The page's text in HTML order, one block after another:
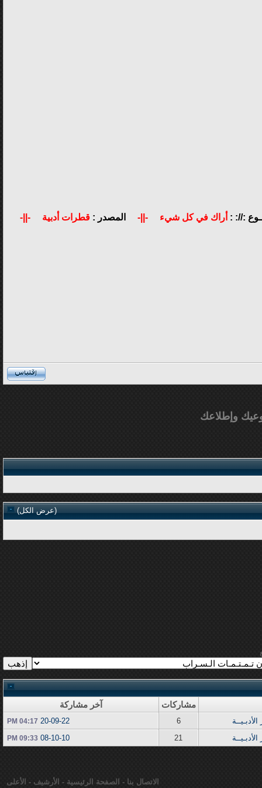
://: : أراك في كل شيء -||- المصدر : قطرات أدبية -||-
وإطلاعك
(عرض الكل)
مشاركات آخر مشاركة
6
20-09-22
04:17 PM
21
08-10-10
09:33 PM
الاتصال بنا - الصفحة الرئيسية - الأرشيف - الأعلى